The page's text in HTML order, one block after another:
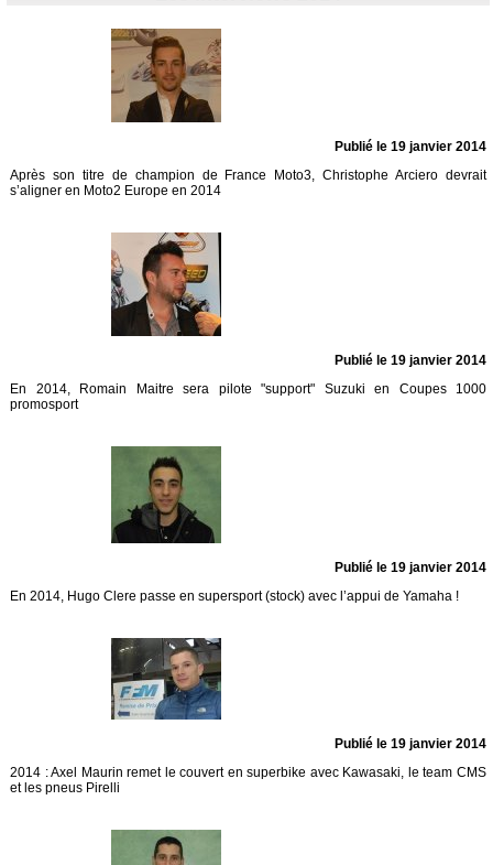
Publié le 19 janvier 2014
Après son titre de champion de France Moto3, Christophe Arciero devrait
s’aligner en Moto2 Europe en 2014
Publié le 19 janvier 2014
En 2014, Romain Maitre sera pilote "support" Suzuki en Coupes 1000
promosport
Publié le 19 janvier 2014
En 2014, Hugo Clere passe en supersport (stock) avec l’appui de Yamaha !
Publié le 19 janvier 2014
2014 : Axel Maurin remet le couvert en superbike avec Kawasaki, le team CMS
et les pneus Pirelli